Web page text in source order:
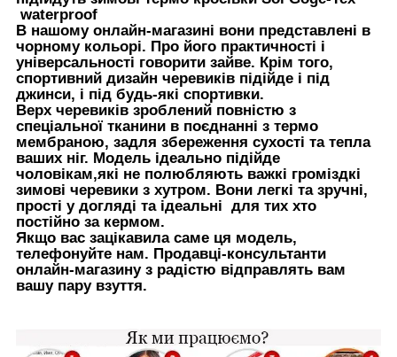
waterproof
В нашому онлайн-магазині вони представлені в
чорному кольорі. Про його практичності і
універсальності говорити зайве. Крім того,
спортивний дизайн черевиків підійде і під
джинси, і під будь-які спортивки.
Верх черевиків зроблений повністю з
спеціальної тканини в поєднанні з термо
мембраною, задля збереження сухості та тепла
ваших ніг. Модель ідеально підійде
чоловікам,які не полюбляють важкі громіздкі
зимові черевики з хутром. Вони легкі та зручні,
прості у догляді та ідеальні для тих хто
постійно за кермом.
Якщо вас зацікавила саме ця модель,
телефонуйте нам. Продавці-консультанти
онлайн-магазину з радістю відправлять вам
вашу пару взуття.